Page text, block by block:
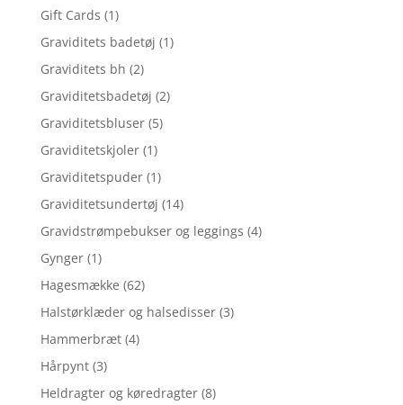
Gift Cards (1)
Graviditets badetøj (1)
Graviditets bh (2)
Graviditetsbadetøj (2)
Graviditetsbluser (5)
Graviditetskjoler (1)
Graviditetspuder (1)
Graviditetsundertøj (14)
Gravidstrømpebukser og leggings (4)
Gynger (1)
Hagesmække (62)
Halstørklæder og halsedisser (3)
Hammerbræt (4)
Hårpynt (3)
Heldragter og køredragter (8)